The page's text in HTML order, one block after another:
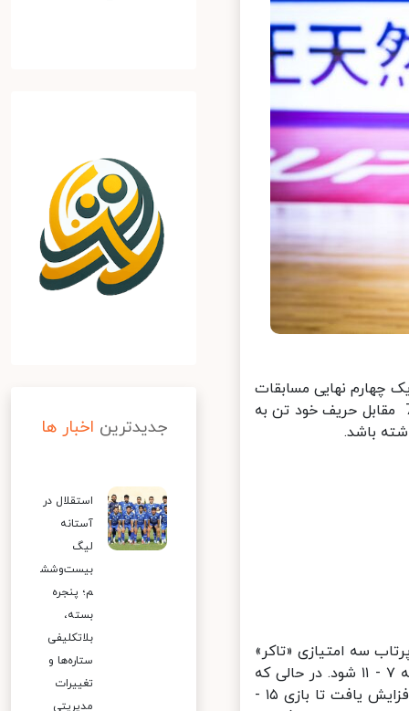
در مرحله یک چهارم نهایی مسابقات
۲۰۲۲ اندونزی، به مصاف اردن رفت که در پایان با نتیجه 91 بر 76 مقابل حریف خود تن به
باشد.
سه امتیازی «تاکر»
و اسلم‌های «هواس» و «دوآیری» اردن را با ۴ امتیاز پیش انداخت تا نتیجه ۷ - ۱۱ شود. در حالی که
ایران دفاع خوبی مقابل نفوذهای تاکر نداشت، اختلاف دو تیم به ۸ امتیاز افزایش یافت تا بازی ۱۵ -
جدیدترین اخبار ها
استقلال در
آستانه
لیگ
بیست‌وشش
م؛ پنجره
بسته،
بلاتکلیفی
ستاره‌ها و
تغییرات
مدیریتی